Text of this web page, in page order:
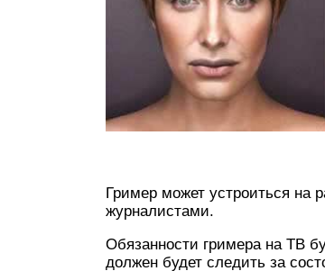
Гример может устроиться на
журналистами.
Обязанности гримера на ТВ
должен будет следить за